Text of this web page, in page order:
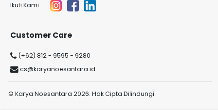
Ikuti Kami
Customer Care
(+62) 812 - 9595 - 9280
cs@karyanoesantara.id
© Karya Noesantara 2026. Hak Cipta Dilindungi